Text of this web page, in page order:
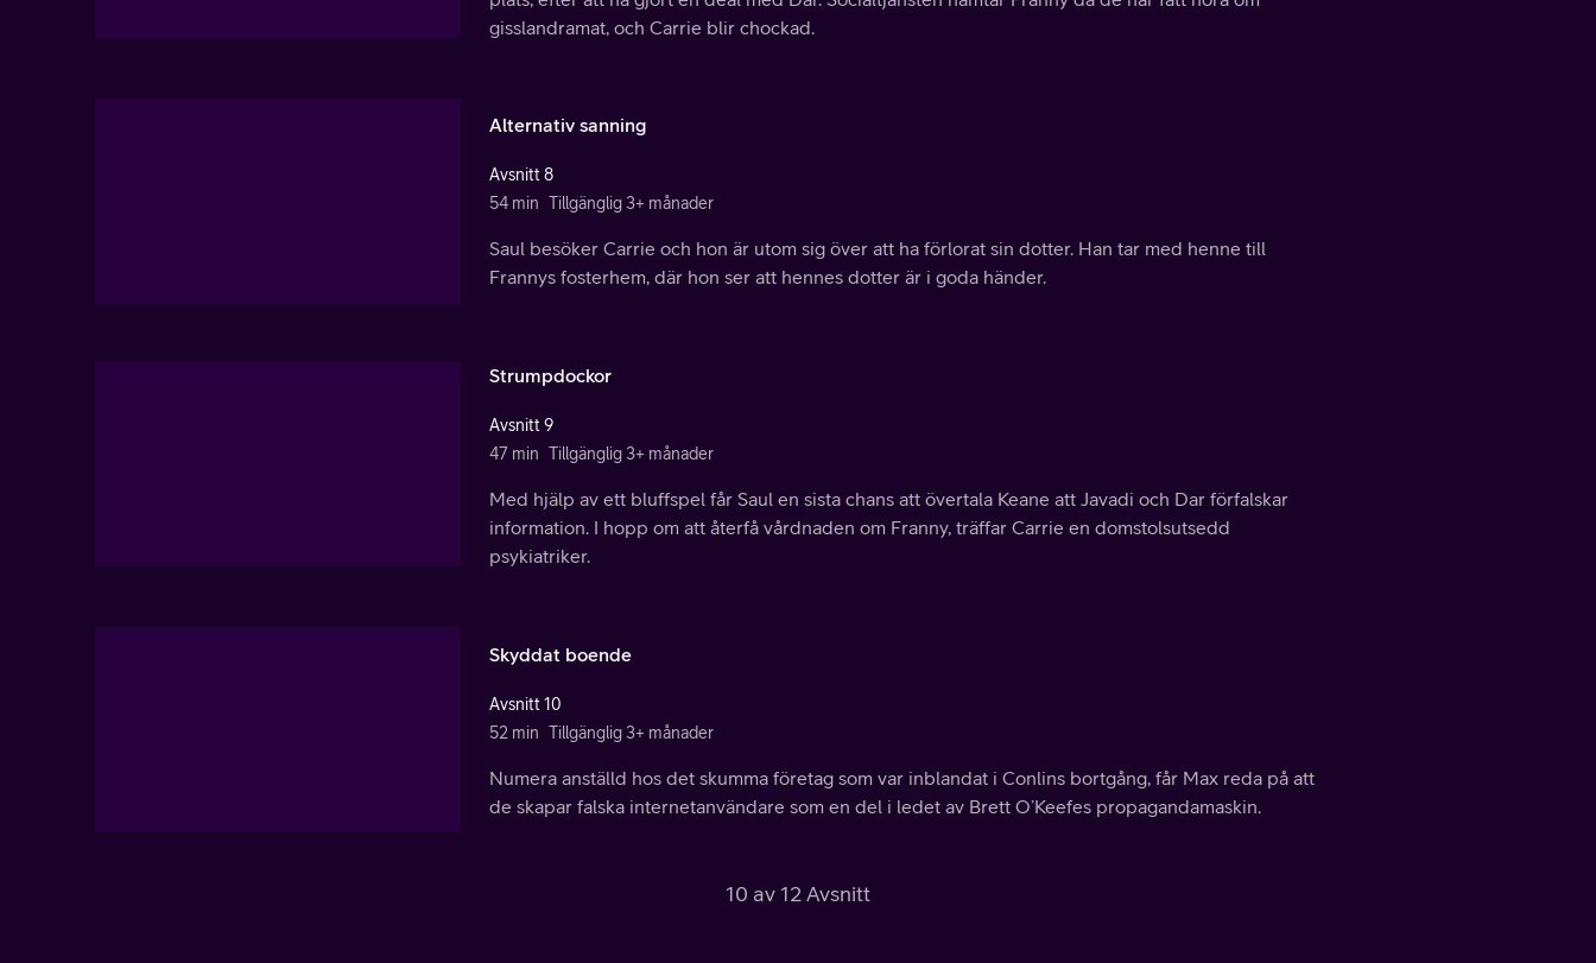
gisslandramat, och Carrie blir chockad.
Alternativ sanning
Avsnitt 8
54 min Tillgänglig 3+ månader
Saul besöker Carrie och hon är utom sig över att ha förlorat sin dotter. Han tar med henne till
Frannys fosterhem, där hon ser att hennes dotter är i goda händer.
Strumpdockor
Avsnitt 9
47 min Tillgänglig 3+ månader
Med hjälp av ett bluffspel får Saul en sista chans att övertala Keane att Javadi och Dar förfalskar
information. I hopp om att återfå vårdnaden om Franny, träffar Carrie en domstolsutsedd
psykiatriker.
Skyddat boende
Avsnitt 10
52 min Tillgänglig 3+ månader
Numera anställd hos det skumma företag som var inblandat i Conlins bortgång, får Max reda på att
de skapar falska internetanvändare som en del i ledet av Brett O’Keefes propagandamaskin.
10 av 12 Avsnitt